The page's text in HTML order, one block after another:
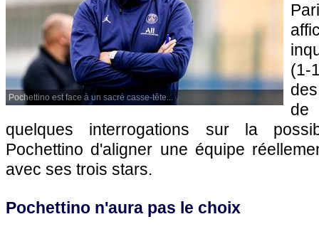
Pochettino est face à un sacré casse-tête...
(1-
quelques interrogations sur la
Pochettino d'aligner une équipe
avec ses trois stars.
Pochettino n'aura pas le choix